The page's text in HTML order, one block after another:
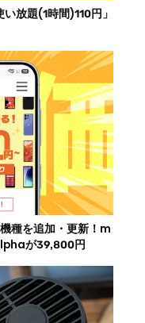
放題(1時間)110円」
種を追加・更新！m
が39,800円